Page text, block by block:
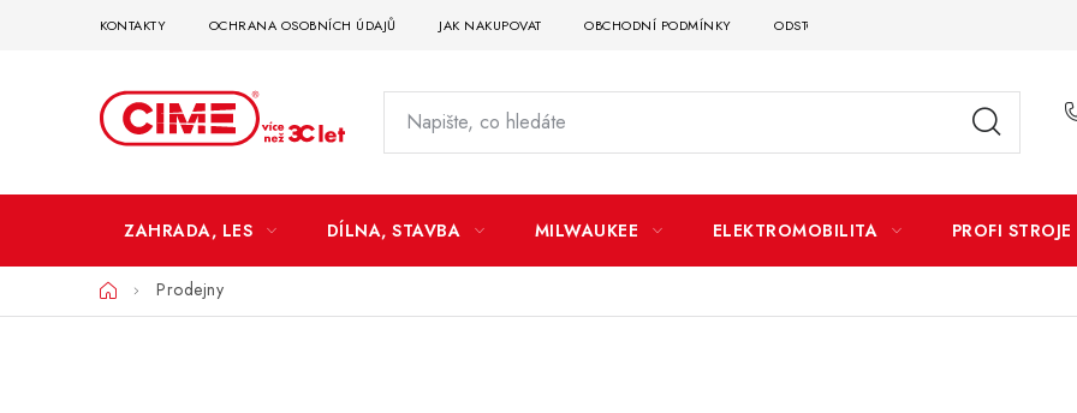
KONTAKTY OCHRANA OSOBNÍCH ÚDAJŮ JAK NAKUPOVAT OBCHODNÍ PODMÍNKY ODSTOUPENÍ OD SMLOUVY
ZAHRADA, LES DÍLNA, STAVBA MILWAUKEE ELEKTROMOBILITA PROFI STROJE
DomůProdejny